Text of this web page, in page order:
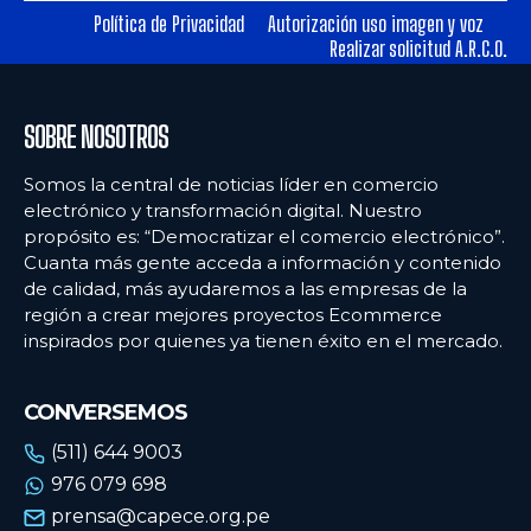
Ecommercenews
ARGENTINA
BOLIVIA
CHILE
COLOMBIA
ECUADOR
URUGUAY
VENEZUELA
Ecommercenews
ARGENTINA
BOLIVIA
CHILE
COLOMBIA
ECUADOR
URUGUAY
VENEZUELA
Política de Privacidad
Autorización uso imagen y voz
Realizar solicitud A.R.C.O.
SOBRE NOSOTROS
Somos la central de noticias líder en comercio
electrónico y transformación digital. Nuestro
propósito es: “Democratizar el comercio electrónico”.
Cuanta más gente acceda a información y contenido
de calidad, más ayudaremos a las empresas de la
región a crear mejores proyectos Ecommerce
inspirados por quienes ya tienen éxito en el mercado.
CONVERSEMOS
(511) 644 9003
976 079 698
prensa@capece.org.pe